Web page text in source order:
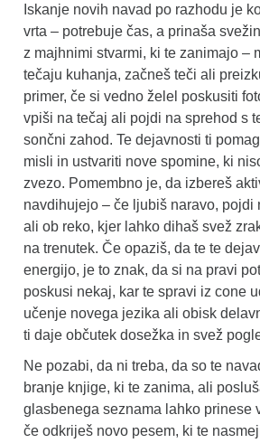
Iskanje novih navad po razhodu je
vrta – potrebuje čas, a prinaša
z majhnimi stvarmi, ki te zanimajo –
tečaju kuhanja, začneš teči ali
primer, če si vedno želel poskusiti
vpiši na tečaj ali pojdi na sprehod s
sončni zahod. Te dejavnosti ti
misli in ustvariti nove spomine, ki
zvezo. Pomembno je, da izbereš
navdihujejo – če ljubiš naravo, pojdi
ali ob reko, kjer lahko dihaš svež
na trenutek. Če opaziš, da te te
energijo, je to znak, da si na pravi
poskusi nekaj, kar te spravi iz cone
učenje novega jezika ali obisk
ti daje občutek dosežka in svež
Ne pozabi, da ni treba, da so te
branje knjige, ki te zanima, ali
glasbenega seznama lahko prinese
če odkriješ novo pesem, ki te